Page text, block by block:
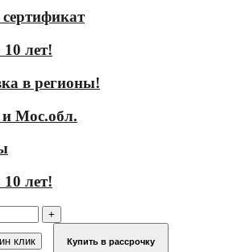
лет!
в регионы!
Мос.обл.
лет!
клик Купить в рассрочку